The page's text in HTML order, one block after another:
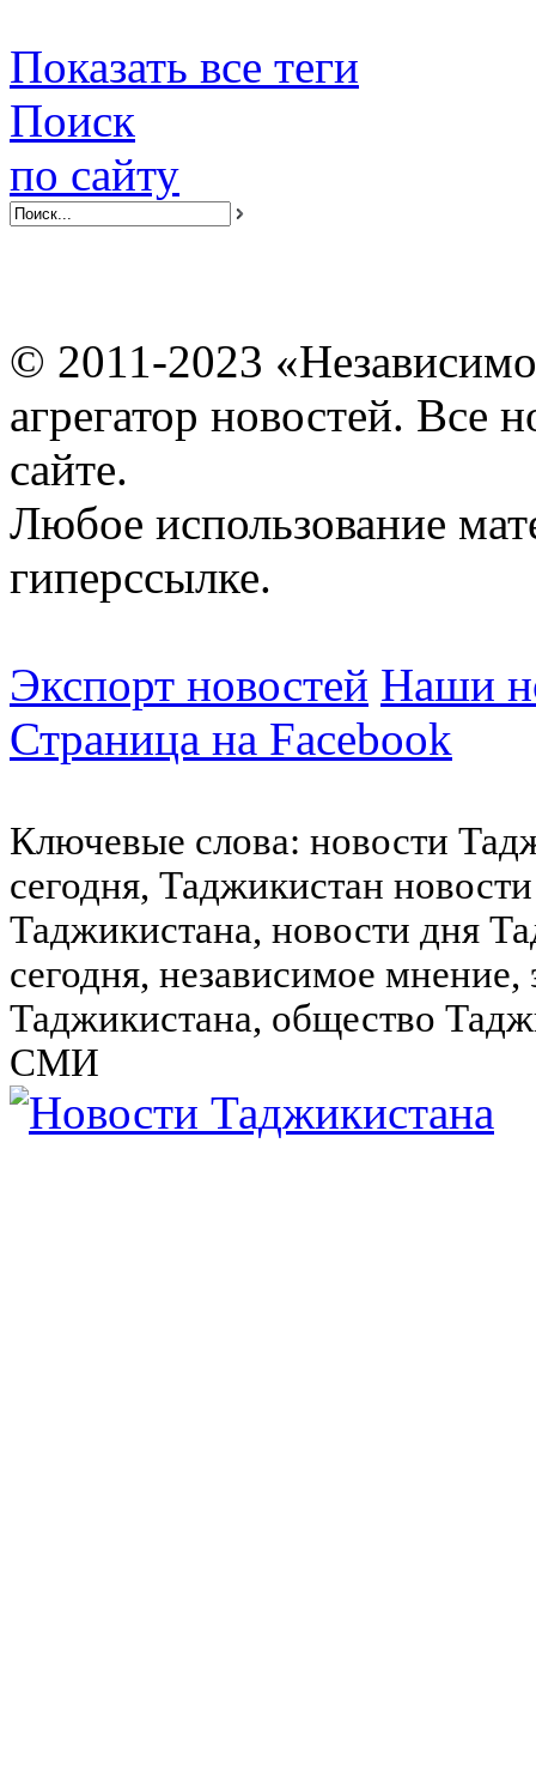
Показать все теги
Поиск
по сайту
© 2011-2023
агрегатор новостей. Все
сайте.
Любое использование
гиперссылке.
Экспорт новостей Наши
Страница на Facebook
Ключевые слова: новости
сегодня, Таджикистан
Таджикистана, новости дня
сегодня, независимое
Таджикистана, общество
СМИ